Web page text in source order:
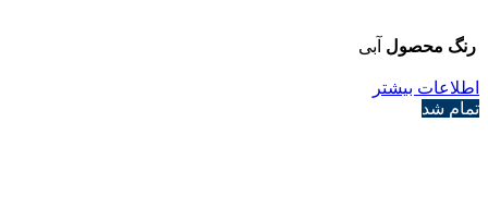
رنگ محصول آبی
اطلاعات بیشتر
تمام شد